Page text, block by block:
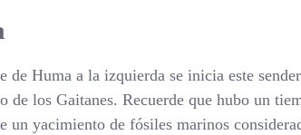
Huma a la izquierda se inicia este
los Gaitanes. Recuerde que hubo un
un yacimiento de fósiles marinos